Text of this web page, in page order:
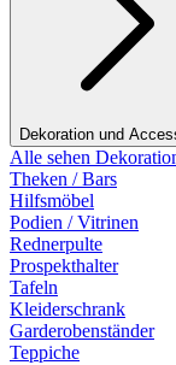
Dekoration und
Alle sehen
Theken / Bars
Hilfsmöbel
Podien / Vitrinen
Rednerpulte
Prospekthalter
Tafeln
Kleiderschrank
Garderobenständer
Teppiche